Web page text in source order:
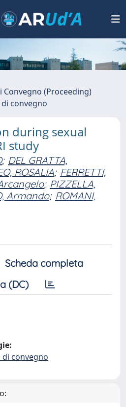
(Proceeding)
convegno
during sexual
study
; DEL GRATTA,
ROSALIA; FERRETTI,
; PIZZELLA,
Armando; ROMANI,
Scheda completa
(DC)
convegno